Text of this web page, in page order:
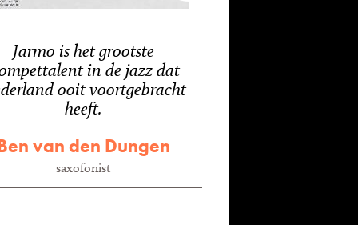
Jarmo is het grootste
in de jazz dat
ooit voortgebracht
heeft.
van den Dungen
saxofonist